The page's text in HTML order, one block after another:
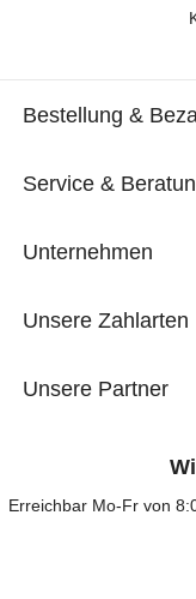
Bestellung &
Service &
Unternehmen
Unsere Zahlarten
Unsere Partner
Erreichbar Mo-Fr von